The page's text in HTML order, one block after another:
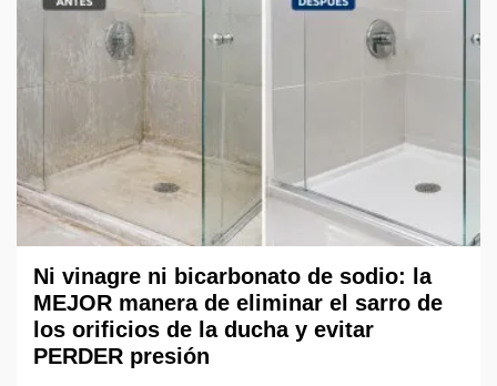
Ni vinagre ni bicarbonato de sodio: la
MEJOR manera de eliminar el sarro de
los orificios de la ducha y evitar
PERDER presión